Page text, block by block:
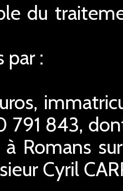
du
par :
791 843,
Romans
Cyril